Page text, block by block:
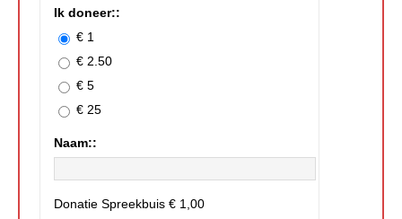
Ik doneer::
€ 1
€ 2.50
€ 5
€ 25
Naam::
Donatie Spreekbuis € 1,00